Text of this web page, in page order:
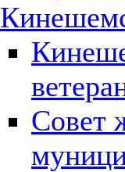
Совет